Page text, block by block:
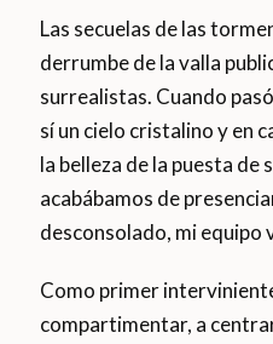
Las secuelas de las
derrumbe de la valla
surrealistas. Cuando
sí un cielo cristalino y en
la belleza de la puesta de
acabábamos de
desconsolado, mi equipo
Como primer
compartimentar, a